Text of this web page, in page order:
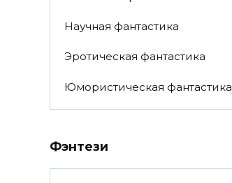
Научная фантастика
Эротическая фантастика
Юмористическая фантастика
Фэнтези